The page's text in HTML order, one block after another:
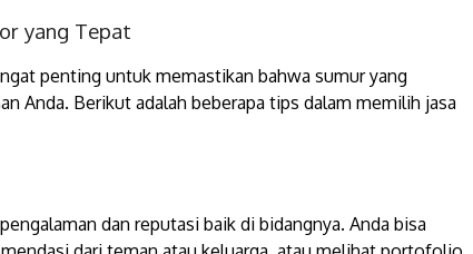
yang Tepat
penting untuk memastikan bahwa sumur yang
Anda. Berikut adalah beberapa tips dalam memilih jasa
dan reputasi baik di bidangnya. Anda bisa